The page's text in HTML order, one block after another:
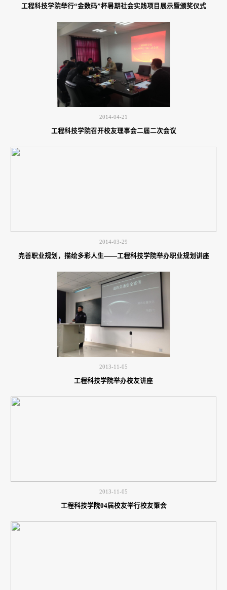
工程科技学院举行“金数码”杯暑期社会实践项目展示暨颁奖仪式
2014-04-21
工程科技学院召开校友理事会二届二次会议
2014-03-29
完善职业规划，描绘多彩人生——工程科技学院举办职业规划讲座
2013-11-05
工程科技学院举办校友讲座
2013-11-05
工程科技学院04届校友举行校友聚会